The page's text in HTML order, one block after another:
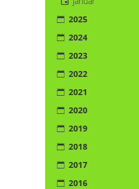
2025
2024
2023
2022
2021
2020
2019
2018
2017
2016